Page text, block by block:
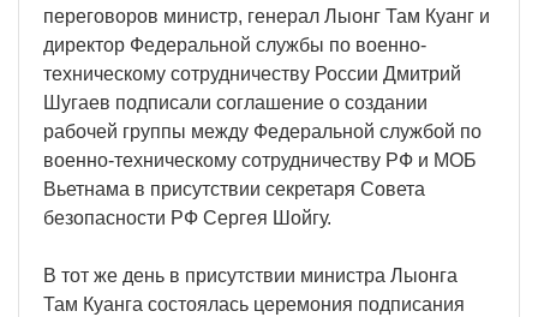
переговоров министр, генерал Лыонг Там Куанг и
директор Федеральной службы по военно-
техническому сотрудничеству России Дмитрий
Шугаев подписали соглашение о создании
рабочей группы между Федеральной службой по
военно-техническому сотрудничеству РФ и МОБ
Вьетнама в присутствии секретаря Совета
безопасности РФ Сергея Шойгу.
В тот же день в присутствии министра Лыонга
Там Куанга состоялась церемония подписания